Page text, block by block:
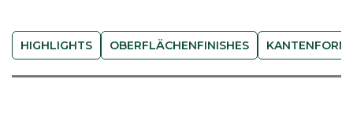
o
r
m
HIGHLIGHTS OBERFLÄCHENFINISHES